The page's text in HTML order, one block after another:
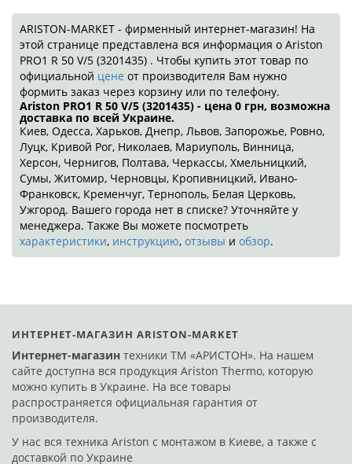
ARISTON-MARKET - фирменный интернет-магазин! На
этой странице представлена вся информация о Ariston
PRO1 R 50 V/5 (3201435) . Чтобы купить этот товар по
официальной цене от производителя Вам нужно
формить заказ через корзину или по телефону.
Ariston PRO1 R 50 V/5 (3201435) - цена 0 грн, возможна
доставка по всей Украине.
Киев, Одесса, Харьков, Днепр, Львов, Запорожье, Ровно,
Луцк, Кривой Рог, Николаев, Мариуполь, Винница,
Херсон, Чернигов, Полтава, Черкассы, Хмельницкий,
Сумы, Житомир, Черновцы, Кропивницкий, Ивано-
Франковск, Кременчуг, Тернополь, Белая Церковь,
Ужгород. Вашего города нет в списке? Уточняйте у
менеджера. Также Вы можете посмотреть
характеристики, инструкцию, отзывы и обзор.
ИНТЕРНЕТ-МАГАЗИН ARISTON-MARKET
Интернет-магазин техники ТМ «АРИСТОН». На нашем
сайте доступна вся продукция Ariston Thermo, которую
можно купить в Украине. На все товары
распространяется официальная гарантия от
производителя.
У нас вся техника Ariston с монтажом в Киеве, а также с
доставкой по Украине